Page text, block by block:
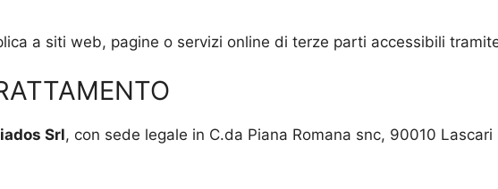
a siti web, pagine o servizi online di terze parti accessibili
Srl, con sede legale in C.da Piana Romana snc, 90010